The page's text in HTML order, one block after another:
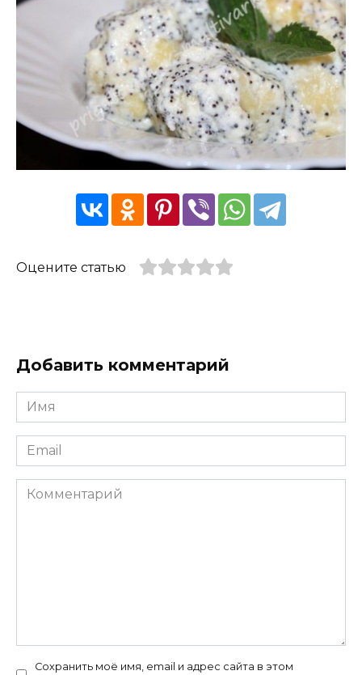
Оцените статью
Добавить комментарий
Имя
*
Email
*
Комментарий
Сохранить моё имя, email и адрес сайта в этом